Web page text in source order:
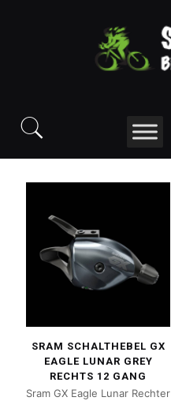
SRAM SCHALTHEBEL GX
EAGLE LUNAR GREY
RECHTS 12 GANG
Sram GX Eagle Lunar Rechter